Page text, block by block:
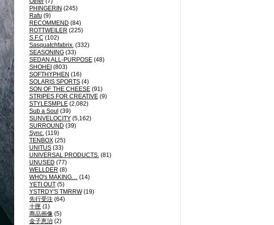
PHINGERIN (245)
Rafu (9)
RECOMMEND (84)
ROTTWEILER (225)
S.F.C (102)
Sasquatchfabrix.(332)
SEASONING(33)
SEDAN ALL-PURPOSE(48)
SHOHEI (803)
SOFTHYPHEN (16)
SOLARIS SPORTS(4)
SON OF THE CHEESE(91)
STRIPES FOR CREATIVE(9)
STYLESMPLE(2,082)
Sub a Soul (39)
SUNVELOCITY(5,162)
SURROUND (39)
Sync.(119)
TENBOX(25)
UNITUS(33)
UNIVERSAL PRODUCTS.(81)
UNUSED (77)
WELLDER (8)
WHO's MAKING… (14)
YETI OUT(5)
YSTRDY'S TMRRW(19)
先行受注 (64)
十匣 (1)
商品画像(5)
金子恵治(2)